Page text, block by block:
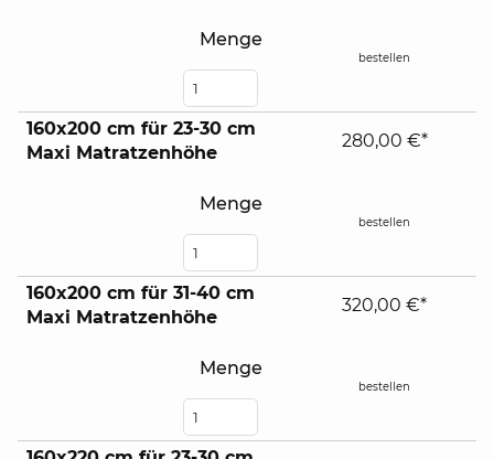
Menge
bestellen
160x200 cm für 23-30 cm
Maxi Matratzenhöhe
Menge
280,00 €*
bestellen
160x200 cm für 31-40 cm
Maxi Matratzenhöhe
Menge
320,00 €*
bestellen